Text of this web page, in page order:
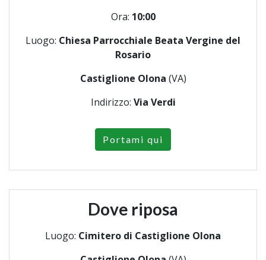
Ora: 10:00
Luogo: Chiesa Parrocchiale Beata Vergine del
Rosario
Castiglione Olona (VA)
Indirizzo: Via Verdi
Portami qui
Dove riposa
Luogo: Cimitero di Castiglione Olona